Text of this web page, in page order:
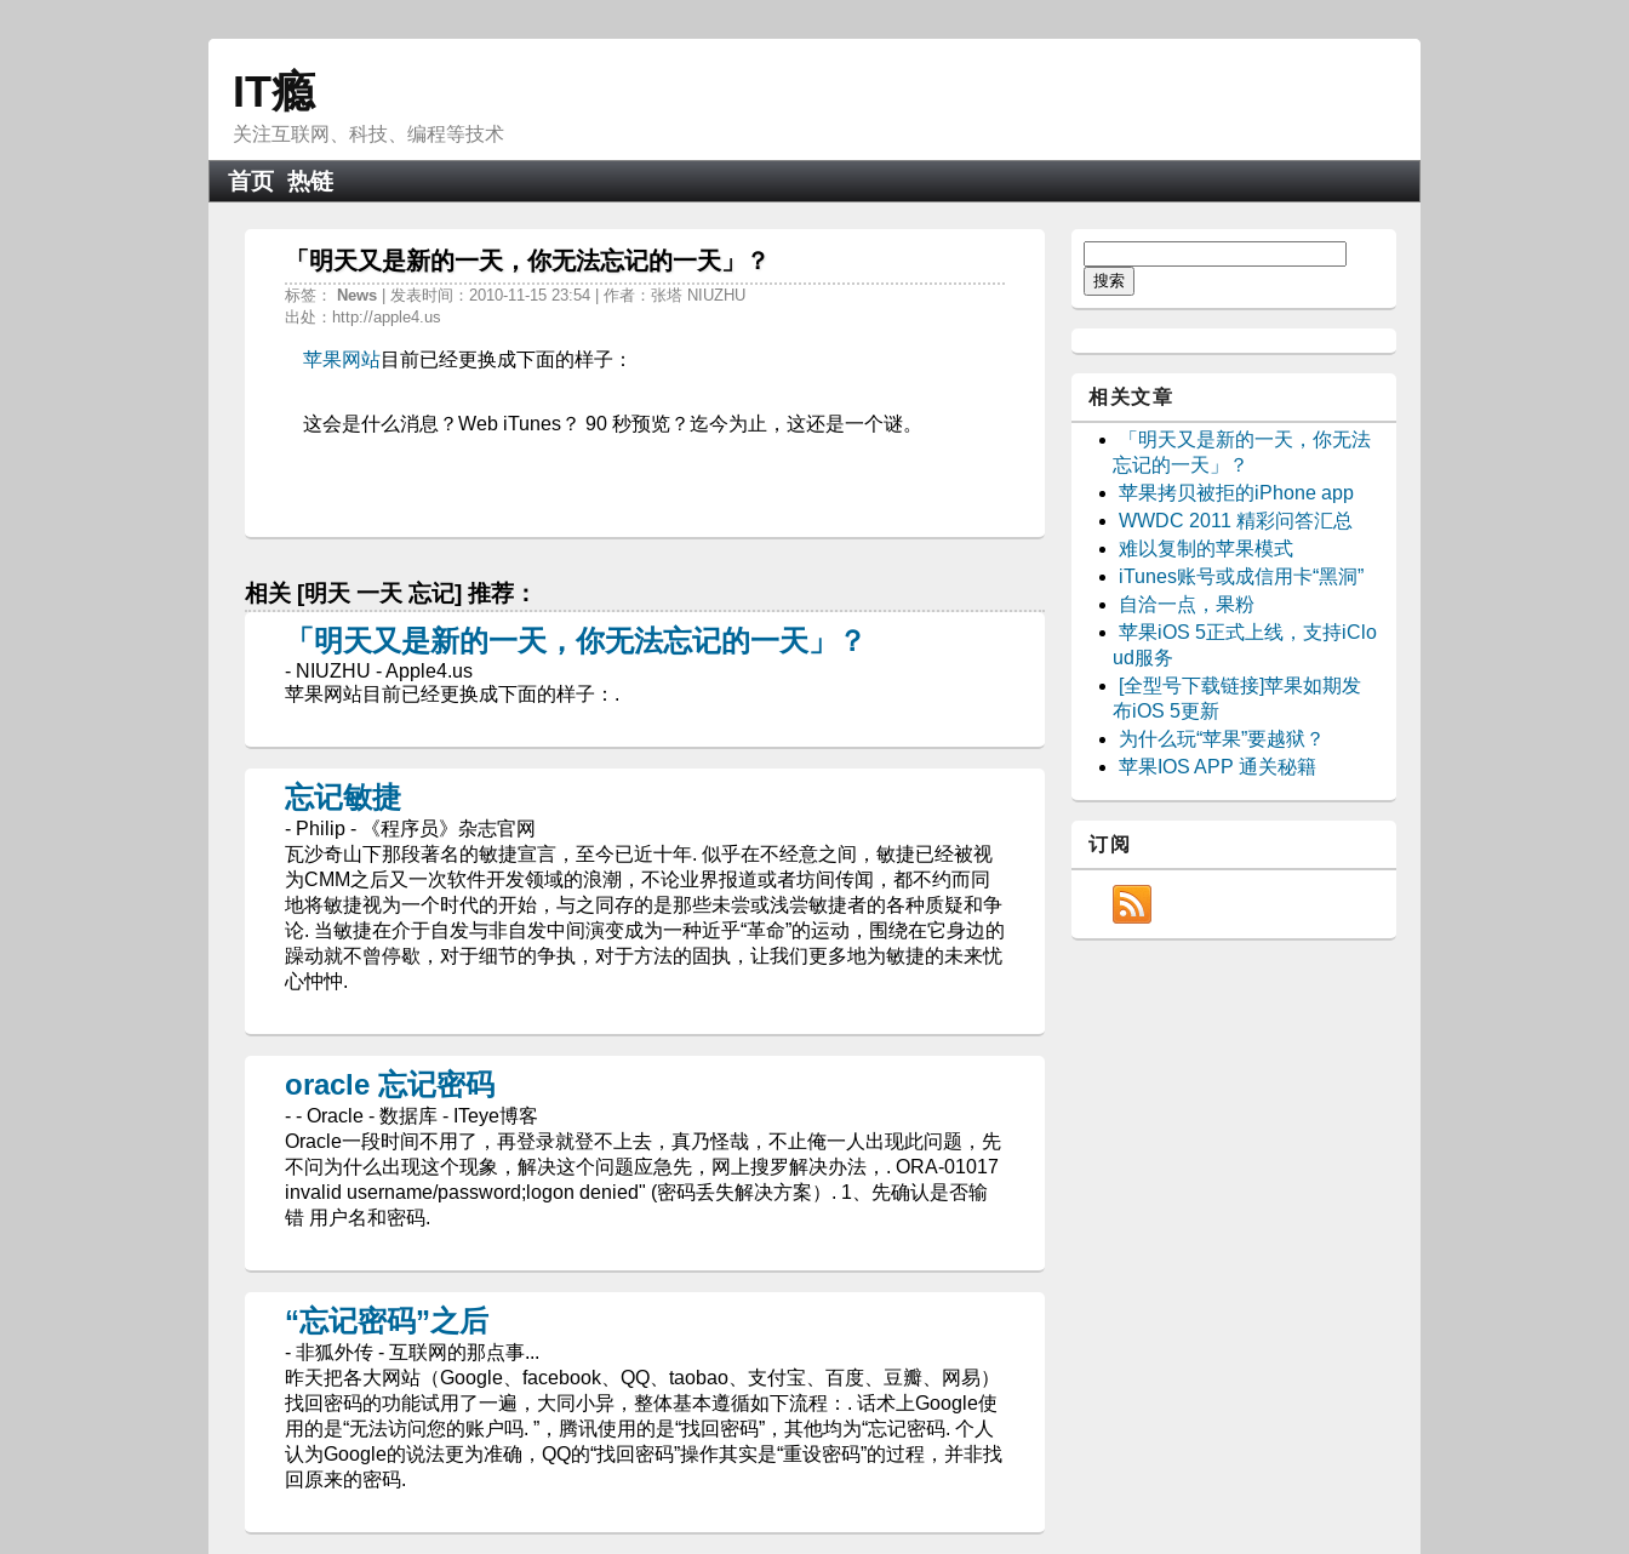
IT瘾
关注互联网、科技、编程等技术
首页 热链
「明天又是新的一天，你无法忘记的一天」？
标签： News
| 发表时间：2010-11-15 23:54 | 作者：张塔 NIUZHU
出处：http://apple4.us
苹果网站目前已经更换成下面的样子：
这会是什么消息？Web iTunes？ 90 秒预览？迄今为止，这还是一个谜。
相关 [明天 一天 忘记] 推荐：
「明天又是新的一天，你无法忘记的一天」？
- NIUZHU - Apple4.us
苹果网站目前已经更换成下面的样子：.
忘记敏捷
- Philip - 《程序员》杂志官网
瓦沙奇山下那段著名的敏捷宣言，至今已近十年. 似乎在不经意之间，敏捷已经被视
为CMM之后又一次软件开发领域的浪潮，不论业界报道或者坊间传闻，都不约而同
地将敏捷视为一个时代的开始，与之同存的是那些未尝或浅尝敏捷者的各种质疑和争
论. 当敏捷在介于自发与非自发中间演变成为一种近乎“革命”的运动，围绕在它身边的
躁动就不曾停歇，对于细节的争执，对于方法的固执，让我们更多地为敏捷的未来忧
心忡忡.
oracle 忘记密码
- - Oracle - 数据库 - ITeye博客
Oracle一段时间不用了，再登录就登不上去，真乃怪哉，不止俺一人出现此问题，先
不问为什么出现这个现象，解决这个问题应急先，网上搜罗解决办法，. ORA-01017
invalid username/password;logon denied" (密码丢失解决方案）. 1、先确认是否输
错 用户名和密码.
“忘记密码”之后
- 非狐外传 - 互联网的那点事...
昨天把各大网站（Google、facebook、QQ、taobao、支付宝、百度、豆瓣、网易）
找回密码的功能试用了一遍，大同小异，整体基本遵循如下流程：. 话术上Google使
用的是“无法访问您的账户吗. ”，腾讯使用的是“找回密码”，其他均为“忘记密码. 个人
认为Google的说法更为准确，QQ的“找回密码”操作其实是“重设密码”的过程，并非找
回原来的密码.
相关文章
「明天又是新的一天，你无法
忘记的一天」？
苹果拷贝被拒的iPhone app
WWDC 2011 精彩问答汇总
难以复制的苹果模式
iTunes账号或成信用卡“黑洞”
自洽一点，果粉
苹果iOS 5正式上线，支持iClo
ud服务
[全型号下载链接]苹果如期发
布iOS 5更新
为什么玩“苹果”要越狱？
苹果IOS APP 通关秘籍
订阅